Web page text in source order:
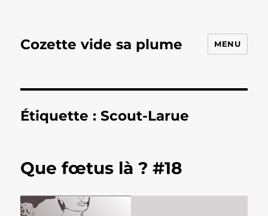
Cozette vide sa plume MENU
Étiquette :Scout-Larue
Que fœtus là ? #18